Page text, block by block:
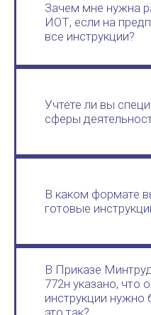
Зачем мне нужна
ИОТ, если на
все инструкции?
Учтете ли вы
сферы
В каком формате
готовые
В Приказе
772н указано, что
инструкции нужно
это так?